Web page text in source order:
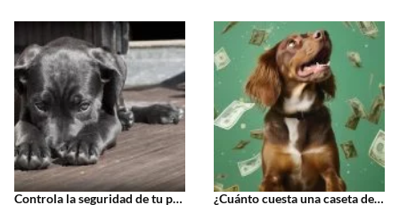
Controla la seguridad de tu perro desde tu smartphone vía internet ¿Cuánto cuesta una caseta de obra para perros?